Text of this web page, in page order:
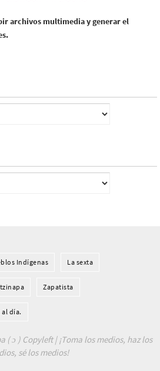
archivos multimedia y generar el
Indí­genas La sexta
Zapatista
día.
( ɔ ) Copyleft | ¡Toma los medios, haz los
sé los medios!